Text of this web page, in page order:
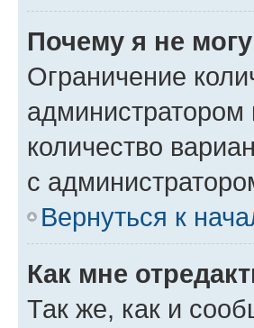
Почему я не
Ограничение
количество
с
Вернуться к
Как мне
Так же, как и